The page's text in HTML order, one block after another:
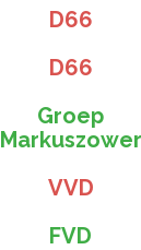
D66
D66
Groep
Markuszower
VVD
FVD